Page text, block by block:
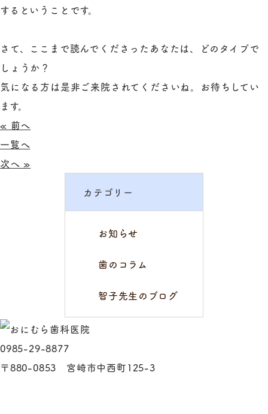
するということです。
さて、ここまで読んでくださったあなたは、どのタイプで
しょうか？
気になる方は是非ご来院されてくださいね。お待ちしてい
ます。
« 前へ
一覧へ
次へ »
カテゴリー
お知らせ
歯のコラム
智子先生のブログ
0985-29-8877
〒880-0853 宮崎市中西町125-3